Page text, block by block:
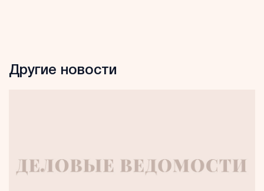
Другие новости